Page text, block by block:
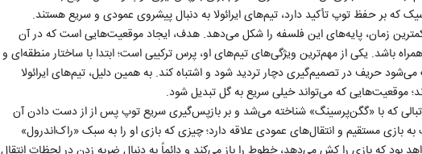
بر حفظ توپ تأکید دارد، تیم‌های ایرائولا به دنبال پیشروی عمودی و سریع هستند.
زمان، پایه‌های این فلسفه را شکل می‌دهد. هدف، ایجاد موقعیت‌هایی است که در آن
باشد. یکی از مهم‌ترین ویژگی‌های تیم‌های او، پرس ترکیبی است؛ ابتدا با ساختار منطقه‌ای و
حریف در تصمیم‌گیری دچار تردید شود و اشتباه کند. به همین دلیل، تیم‌های ایرائولا
که می‌تواند خیلی سریع به گل تبدیل شود.
که با «گگن‌پرسینگ» شناخته می‌شد و بر بازپس‌گیری سریع توپ پس از از دست دادن آن
بازی مستقیم و انتقال‌های عمودی علاقه دارد؛ چیزی که بازی او را به سبک «راک‌اندرول»